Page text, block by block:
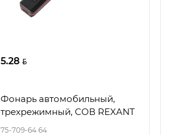
5.28
Фонарь автомобильный,
трехрежимный, СОВ REXANT
75-709-64 64